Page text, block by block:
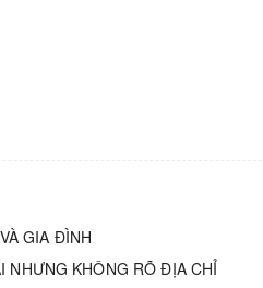
GIA ĐÌNH
NHƯNG KHÔNG RÕ ĐỊA CHỈ